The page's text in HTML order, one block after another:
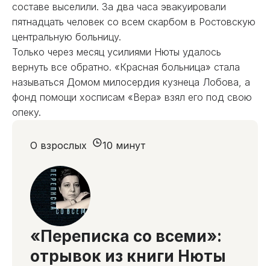
составе выселили. За два часа эвакуировали
пятнадцать человек со всем скарбом в Ростовскую
центральную больницу.
Только через месяц усилиями Нюты удалось
вернуть все обратно. «Красная больница» стала
называться Домом милосердия кузнеца Лобова, а
фонд помощи хосписам «Вера» взял его под свою
опеку.
«Переписка со всеми»:
отрывок из книги Нюты
О взрослых 10 минут